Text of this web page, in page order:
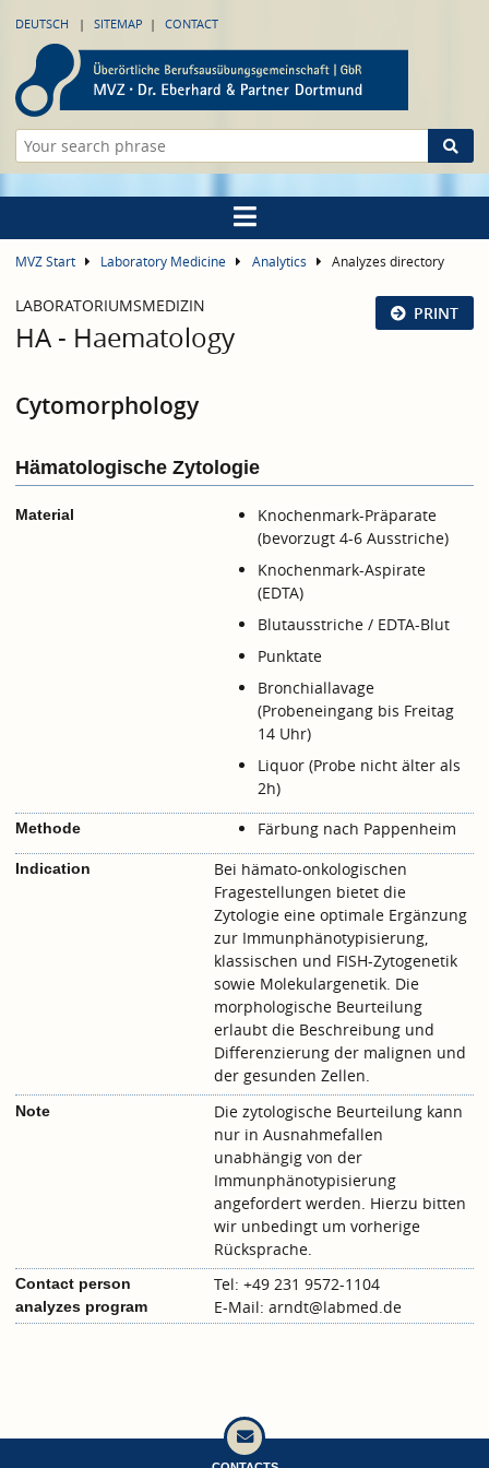
DEUTSCH SITEMAP CONTACT
MVZ Start Laboratory Medicine Analytics Analyzes directory
PRINT
LABORATORIUMSMEDIZIN
HA - Haematology
Cytomorphology
Hämatologische Zytologie
Material
Knochenmark-Präparate
(bevorzugt 4-6 Ausstriche)
Knochenmark-Aspirate
(EDTA)
Blutausstriche / EDTA-Blut
Punktate
Bronchiallavage
(Probeneingang bis Freitag
14 Uhr)
Liquor (Probe nicht älter als
2h)
Methode Färbung nach Pappenheim
Indication
Bei hämato-onkologischen
Fragestellungen bietet die
Zytologie eine optimale Ergänzung
zur Immunphänotypisierung,
klassischen und FISH-Zytogenetik
sowie Molekulargenetik. Die
morphologische Beurteilung
erlaubt die Beschreibung und
Differenzierung der malignen und
der gesunden Zellen.
Note
Die zytologische Beurteilung kann
nur in Ausnahmefallen
unabhängig von der
Immunphänotypisierung
angefordert werden. Hierzu bitten
wir unbedingt um vorherige
Rücksprache.
Contact person
analyzes program
Tel: +49 231 9572-1104
E-Mail: arndt@labmed.de